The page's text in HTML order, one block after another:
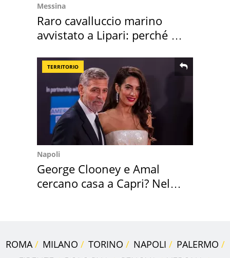
Messina
Raro cavalluccio marino
avvistato a Lipari: perché è
TERRITORIO
Napoli
George Clooney e Amal
cercano casa a Capri? Nel
ROMA MILANO TORINO NAPOLI
PALERMO